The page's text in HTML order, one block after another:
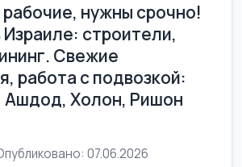
нужны срочно!
Израиле: строители,
Свежие
работа с подвозкой:
Ашдод, Холон, Ришон
07.06.2026